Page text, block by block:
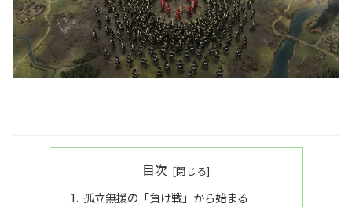
目次
孤立無援の「負け戦」から始まる